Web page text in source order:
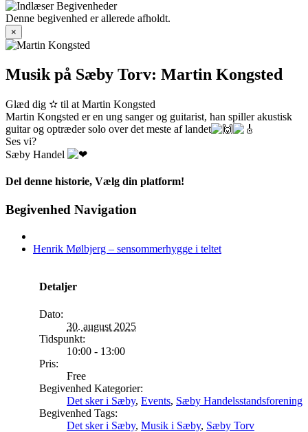
Denne begivenhed er allerede afholdt.
×
Musik på Sæby Torv: Martin Kongsted
Glæd dig ✫ til at Martin Kongsted
Martin Kongsted er en ung sanger og guitarist, han spiller akustisk
guitar og optræder solo over det meste af landet
Ses vi?
Sæby Handel
Del denne historie, Vælg din platform!
Facebook
X
Reddit
LinkedIn
WhatsApp
Telegram
Tumblr
Pinterest
Vk
Xing
E-
mail
Begivenhed Navigation
Henrik Mølbjerg – sensommerhygge i teltet
Detaljer
Dato:
30. august 2025
Tidspunkt:
10:00 - 13:00
Pris:
Free
Begivenhed Kategorier:
Det sker i Sæby, Events, Sæby Handelsstandsforening
Begivenhed Tags:
Det sker i Sæby, Musik i Sæby, Sæby Torv